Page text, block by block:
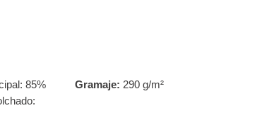
85%
Gramaje: 290 g/m²